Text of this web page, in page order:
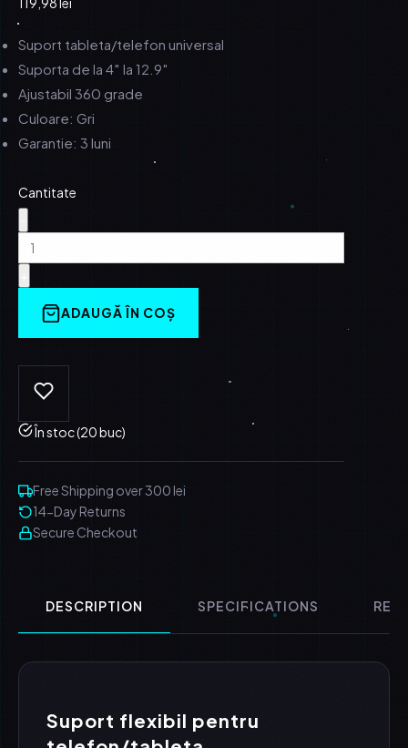
Suport tableta/telefon universal
Suporta de la 4″ la 12.9″
Ajustabil 360 grade
Culoare: Gri
Garantie: 3 luni
Cantitate
ADAUGĂ ÎN COȘ
În stoc (20 buc)
Free Shipping over 300 lei
14-Day Returns
Secure Checkout
DESCRIPTION SPECIFICATIONS
Suport flexibil pentru